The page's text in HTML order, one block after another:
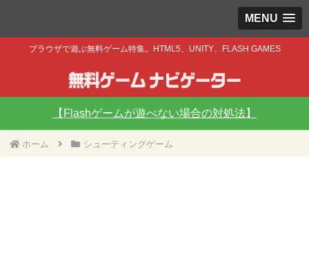
MENU
ブラウザで遊ぶ無料ゲーム特集。HTML5、UNITY、FLASH GAMES
【Flashゲームが遊べない場合の対処法】
ホーム シューティングゲーム